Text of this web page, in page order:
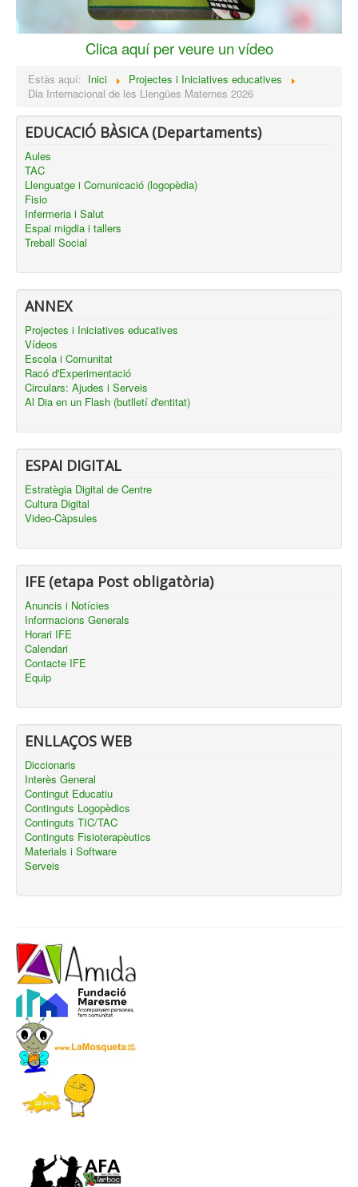
Clica aquí per veure un vídeo
Estàs aquí: Inici
Projectes i Iniciatives educatives
Dia Internacional de les Llengües Maternes 2026
EDUCACIÓ BÀSICA (Departaments)
Aules
TAC
Llenguatge i Comunicació (logopèdia)
Fisio
Infermeria i Salut
Espai migdia i tallers
Treball Social
ANNEX
Projectes i Iniciatives educatives
Vídeos
Escola i Comunitat
Racó d'Experimentació
Circulars: Ajudes i Serveis
Al Dia en un Flash (butlletí d'entitat)
ESPAI DIGITAL
Estratègia Digital de Centre
Cultura Digital
Video-Càpsules
IFE (etapa Post obligatòria)
Anuncis i Notícies
Informacions Generals
Horari IFE
Calendari
Contacte IFE
Equip
ENLLAÇOS WEB
Diccionaris
Interès General
Contingut Educatiu
Continguts Logopèdics
Continguts TIC/TAC
Continguts Fisioterapèutics
Materials i Software
Serveis